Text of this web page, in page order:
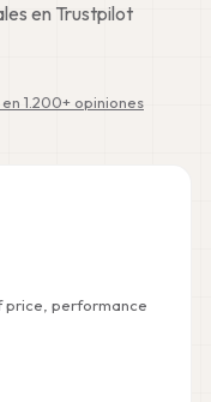
en Trustpilot
1.200+ opiniones
price, performance